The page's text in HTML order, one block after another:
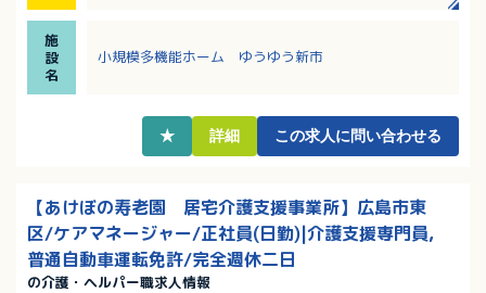
施
設
名
小規模多機能ホーム ゆうゆう新市
★ 詳細 この求人に問い合わせる
【あけぼの寿老園 居宅介護支援事業所】広島市東
区/ケアマネージャー/正社員(日勤)|介護支援専門員,
普通自動車運転免許/完全週休二日
の介護・ヘルパー職求人情報